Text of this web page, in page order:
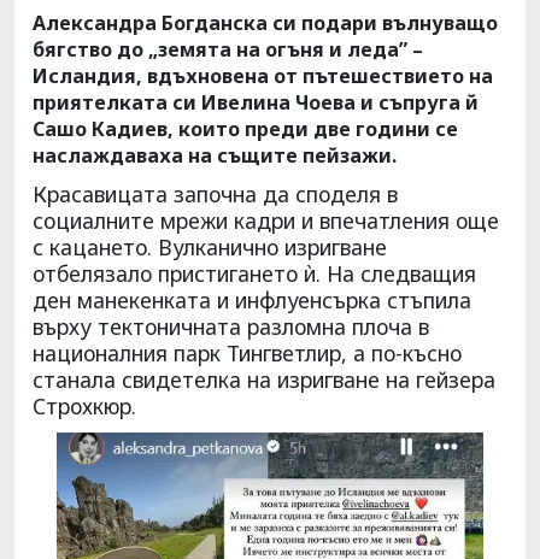
Александра Богданска си подари вълнуващо
бягство до „земята на огъня и леда” –
Исландия, вдъхновена от пътешествието на
приятелката си Ивелина Чоева и съпруга й
Сашо Кадиев, които преди две години се
наслаждаваха на същите пейзажи.
Красавицата започна да споделя в
социалните мрежи кадри и впечатления още
с кацането. Вулканично изригване
отбелязало пристигането ѝ. На следващия
ден манекенката и инфлуенсърка стъпила
върху тектоничната разломна плоча в
националния парк Тингветлир, а по-късно
станала свидетелка на изригване на гейзера
Строхкюр.